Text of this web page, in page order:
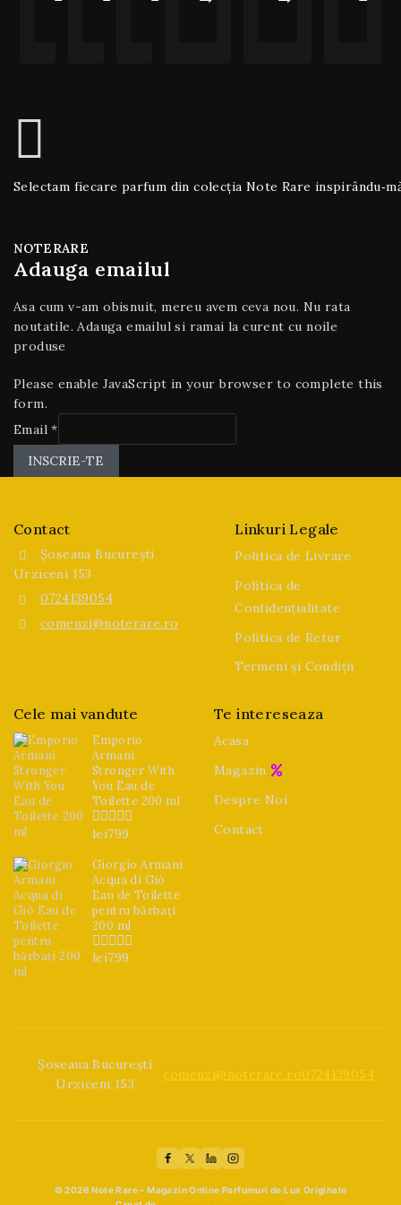
Selectam fiecare parfum din colecția Note Rare
NOTERARE
Adauga emailul
Asa cum v-am obisnuit, mereu avem ceva nou. Nu rata
noutatile. Adauga emailul si ramai la curent cu noile
produse
Please enable JavaScript in your browser to complete this
form.
E
m
i
Email*
INSCRIE-TE
Contact
Șoseaua București
Urziceni 153
0724139054
comenzi@noterare.ro
Linkuri Legale
Politica de Livrare
Politica de
Confidențialitate
Politica de Retur
Termeni și Condiții
Cele mai vandute
Emporio
Armani
Stronger With
You Eau de
Toilette 200 ml
0
5
lei799
Giorgio Armani
Acqua di Giò
Eau de Toilette
pentru bărbați
200 ml
0
lei799
Te intereseaza
Acasa
Magazin
Despre Noi
Contact
Șoseaua București
Urziceni 153
comenzi@noterare.ro0724139054
© 2026 Note Rare – Magazin Online Parfumuri de Lux Originale